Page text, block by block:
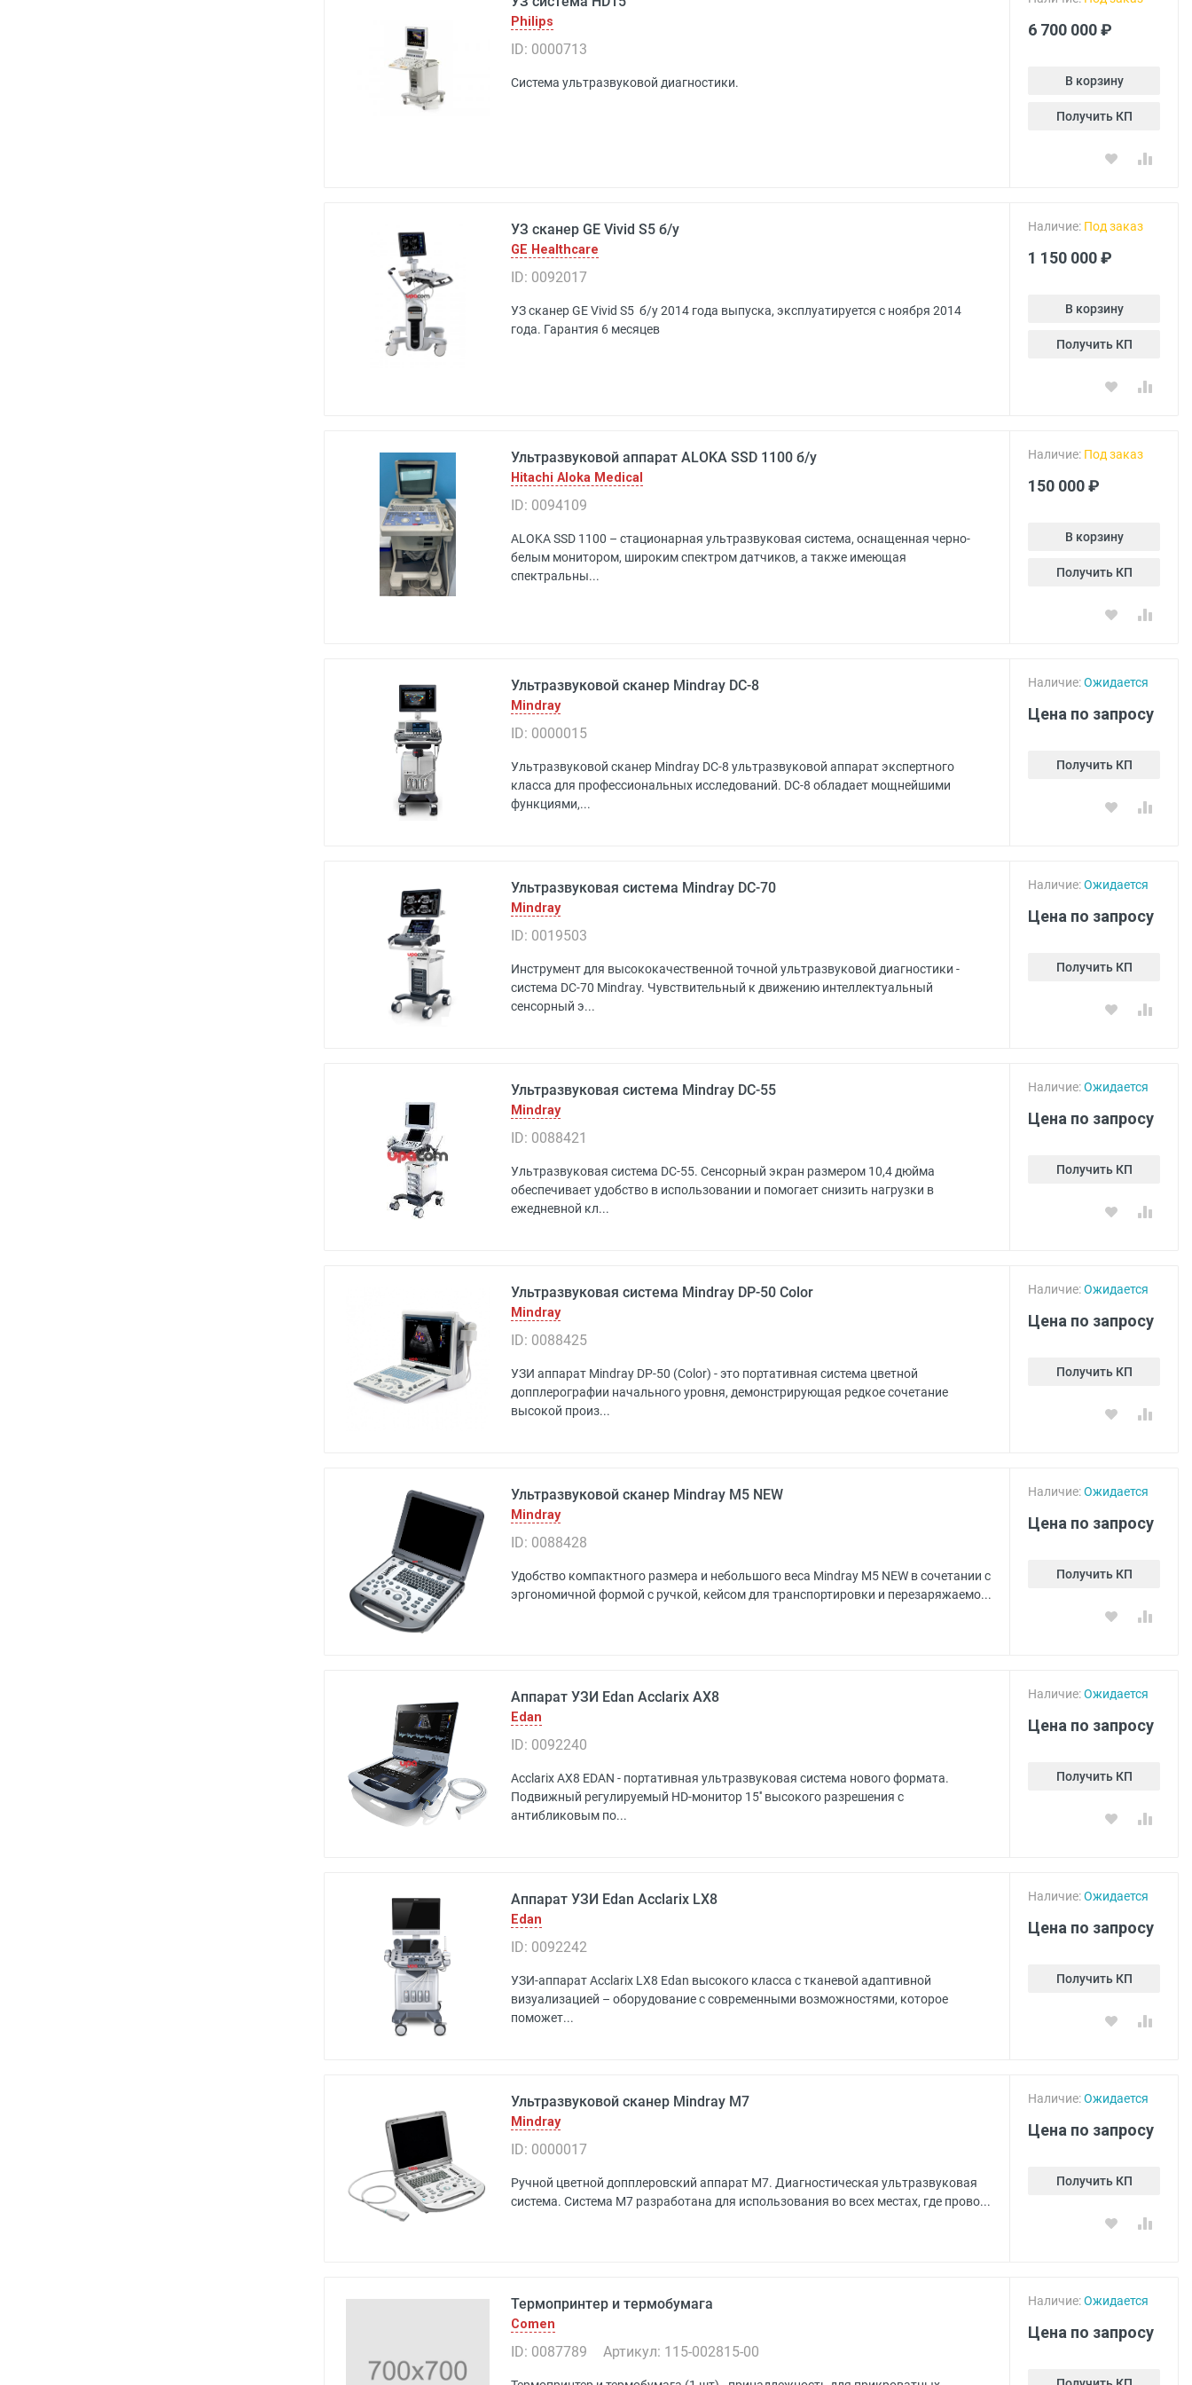
Philips
ID: 0000713
Система ультразвуковой диагностики.
6 700 000 ₽
В корзину
Получить КП
УЗ сканер GE Vivid S5 б/у
GE Healthcare
ID: 0092017
УЗ сканер GE Vivid S5 б/у 2014 года выпуска, эксплуатируется с ноября 2014
года. Гарантия 6 месяцев
Наличие: Под заказ
1 150 000 ₽
В корзину
Получить КП
Ультразвуковой аппарат ALOKA SSD 1100 б/у
Hitachi Aloka Medical
ID: 0094109
ALOKA SSD 1100 – стационарная ультразвуковая система, оснащенная черно-
белым монитором, широким спектром датчиков, а также имеющая
спектральны...
Наличие: Под заказ
150 000 ₽
В корзину
Получить КП
Ультразвуковой сканер Mindray DC-8
Mindray
ID: 0000015
Ультразвуковой сканер Mindray DC-8 ультразвуковой аппарат экспертного
класса для профессиональных исследований. DC-8 обладает мощнейшими
функциями,...
Наличие:Ожидается
Цена по запросу
Получить КП
Ультразвуковая система Mindray DC-70
Mindray
ID: 0019503
Инструмент для высококачественной точной ультразвуковой диагностики -
система DC-70 Mindray. Чувствительный к движению интеллектуальный
сенсорный э...
Наличие:Ожидается
Цена по запросу
Получить КП
Ультразвуковая система Mindray DC-55
Mindray
ID: 0088421
Ультразвуковая система DC-55. Сенсорный экран размером 10,4 дюйма
обеспечивает удобство в использовании и помогает снизить нагрузки в
ежедневной кл...
Наличие:Ожидается
Цена по запросу
Получить КП
Ультразвуковая система Mindray DP-50 Color
Mindray
ID: 0088425
УЗИ аппарат Mindray DP-50 (Color) - это портативная система цветной
допплерографии начального уровня, демонстрирующая редкое сочетание
высокой произ...
Наличие:Ожидается
Цена по запросу
Получить КП
Ультразвуковой сканер Mindray M5 NEW
Mindray
ID: 0088428
Удобство компактного размера и небольшого веса Mindray M5 NEW в сочетании с
эргономичной формой с ручкой, кейсом для транспортировки и перезаряжаемо...
Наличие:Ожидается
Цена по запросу
Получить КП
Аппарат УЗИ Edan Acclarix AX8
Edan
ID: 0092240
Acclarix AX8 EDAN - портативная ультразвуковая система нового формата.
Подвижный регулируемый HD-монитор 15'' высокого разрешения с
антибликовым по...
Наличие:Ожидается
Цена по запросу
Получить КП
Аппарат УЗИ Edan Acclarix LX8
Edan
ID: 0092242
УЗИ-аппарат Acclarix LX8 Edan высокого класса с тканевой адаптивной
визуализацией – оборудование с современными возможностями, которое
поможет...
Наличие:Ожидается
Цена по запросу
Получить КП
Ультразвуковой сканер Mindray M7
Mindray
ID: 0000017
Ручной цветной допплеровский аппарат M7. Диагностическая ультразвуковая
система. Система M7 разработана для использования во всех местах, где прово...
Наличие:Ожидается
Цена по запросу
Получить КП
Термопринтер и термобумага
Comen
ID: 0087789 Артикул: 115-002815-00
Наличие:Ожидается
Цена по запросу